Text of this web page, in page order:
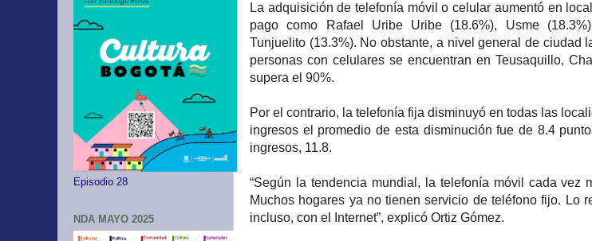
La adquisición de telefonía móvil o celular aumentó en
pago como Rafael Uribe Uribe (18.6%), Usme
Tunjuelito (13.3%). No obstante, a nivel general de ciudad
personas con celulares se encuentran en Teusaquillo,
supera el 90%.
Por el contrario, la telefonía fija disminuyó en todas las
ingresos el promedio de esta disminución fue de 8.4
ingresos, 11.8.
“Según la tendencia mundial, la telefonía móvil cada vez
Muchos hogares ya no tienen servicio de teléfono fijo. Lo
incluso, con el Internet”, explicó Ortiz Gómez.
Episodio 28
NDA MAYO 2025